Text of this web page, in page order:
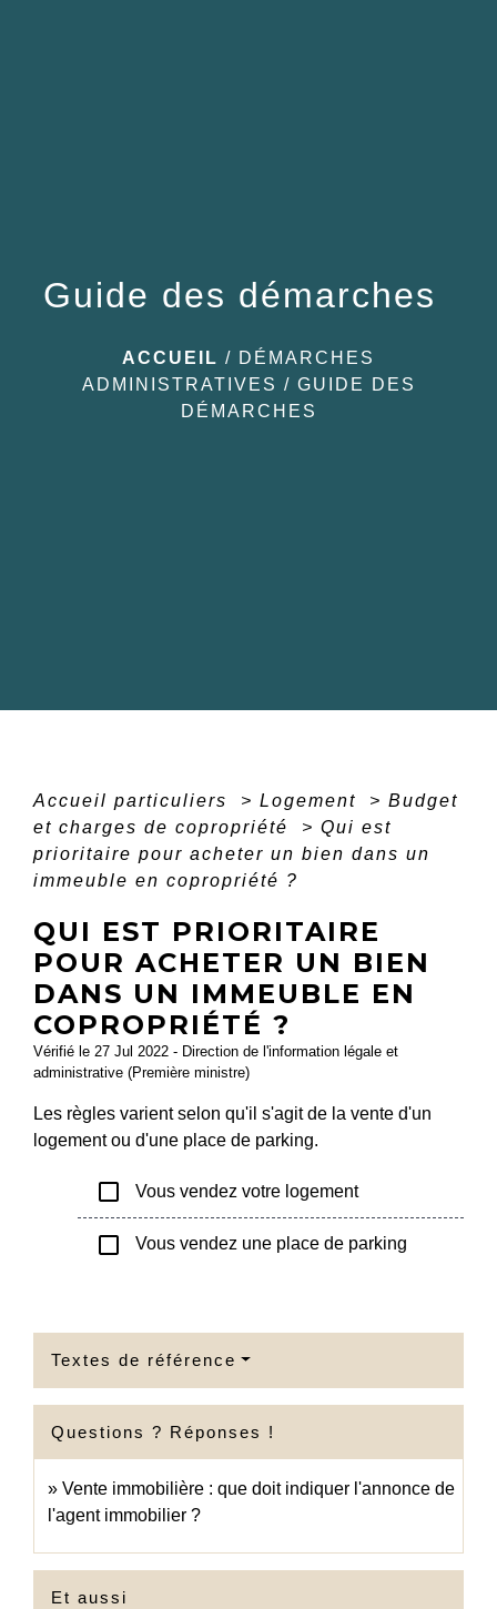
Guide des démarches
ACCUEIL / DÉMARCHES
ADMINISTRATIVES / GUIDE DES
DÉMARCHES
Accueil particuliers > Logement > Budget
et charges de copropriété
> Qui est
prioritaire pour acheter un bien dans un
immeuble en copropriété ?
QUI EST PRIORITAIRE
POUR ACHETER UN BIEN
DANS UN IMMEUBLE EN
COPROPRIÉTÉ ?
Vérifié le 27 Jul 2022 - Direction de l'information légale et
administrative (Première ministre)
Les règles varient selon qu'il s'agit de la vente d'un
logement ou d'une place de parking.
check_box_outline_blank Vous vendez votre logement
check_box_outline_blank Vous vendez une place de parking
Textes de référence
Questions ? Réponses !
Vente immobilière : que doit indiquer l'annonce de
l'agent immobilier ?
Et aussi